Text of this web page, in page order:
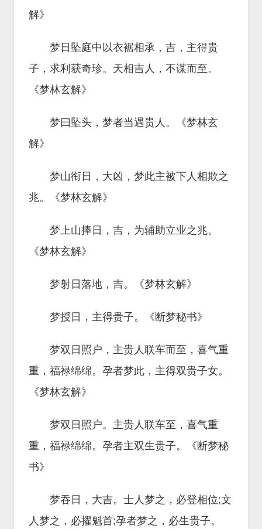
解》
梦日坠庭中以衣裾相承，吉，主得贵
子，求利获奇珍。天相吉人，不谋而至。
《梦林玄解》
梦曰坠头，梦者当遇贵人。《梦林玄
解》
梦山衔日，大凶，梦此主被下人相欺之
兆。《梦林玄解》
梦上山捧日，吉，为辅助立业之兆。
《梦林玄解》
梦射日落地，吉。《梦林玄解》
梦授日，主得贵子。《断梦秘书》
梦双日照户，主贵人联车而至，喜气重
重，福禄绵绵。孕者梦此，主得双贵子女。
《梦林玄解》
梦双日照户。主贵人联车至，喜气重
重，福禄绵绵。孕者主双生贵子。《断梦秘
书》
梦吞日，大吉。士人梦之，必登相位;文
人梦之，必擢魁首;孕者梦之，必生贵子。